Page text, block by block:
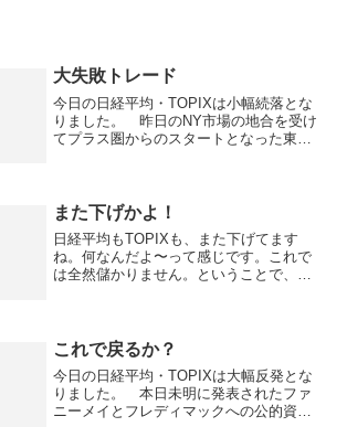
大失敗トレード
今日の日経平均・TOPIXは小幅続落とな
りました。 昨日のNY市場の地合を受け
てプラス圏からのスタートとなった東京
高となったものの段...
また下げかよ！
日経平均もTOPIXも、また下げてます
ね。何なんだよ〜って感じです。これで
は全然儲かりません。ということで、今
これで戻るか？
今日の日経平均・TOPIXは大幅反発とな
りました。 本日未明に発表されたファ
ニーメイとフレディマックへの公的資金